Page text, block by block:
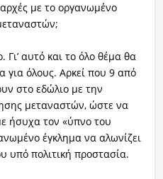
με το οργανωμένο
Γι’ αυτό και το όλο θέμα θα
για όλους. Αρκεί που 9 από
στο εδώλιο με την
μεταναστών, ώστε να
ήσυχα τον «ύπνο του
έγκλημα να αλωνίζει
υπό πολιτική προστασία.